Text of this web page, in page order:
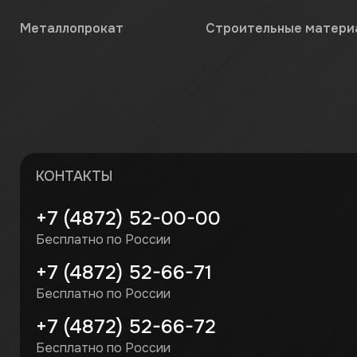
Металлопрокат Строительные
КОНТАКТЫ
+7 (4872) 52-00-00
Бесплатно по России
+7 (4872) 52-66-71
Бесплатно по России
+7 (4872) 52-66-72
Бесплатно по России